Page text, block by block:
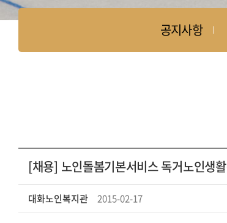
공지사항
[채용] 노인돌봄기본서비스 독거노인생
대화노인복지관 2015-02-17